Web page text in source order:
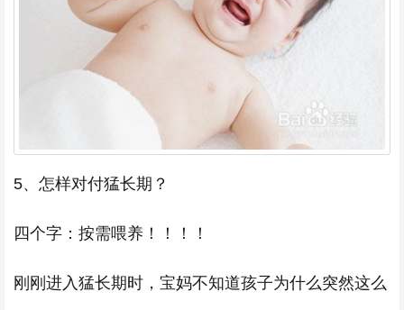
5、怎样对付猛长期？
四个字：按需喂养！！！！
刚刚进入猛长期时，宝妈不知道孩子为什么突然这么